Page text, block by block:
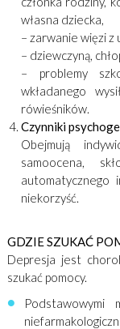
własna dziecka,
– zarwanie więzi z
– dziewczyną,
– problemy
wkładanego
rówieśników.
Czynniki
Obejmują
samoocena,
niekorzyść.
GDZIE SZUKAĆ
Depresja jest
szukać pomocy.
Podstawowymi